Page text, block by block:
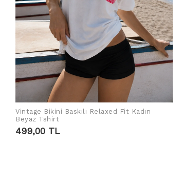
Vintage Bikini Baskılı Relaxed Fit Kadın
Beyaz Tshirt
499,00 TL